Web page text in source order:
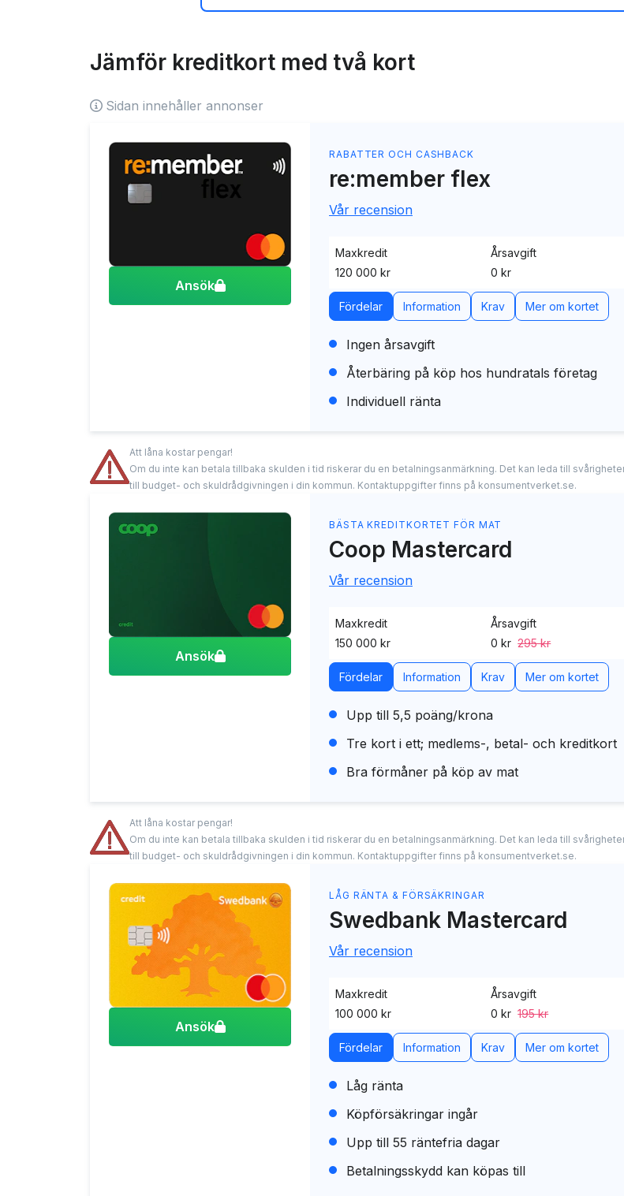
När bör man skaffa ett kreditkort med
kort
Tips: koppla extrakortet till mobilen
Jämför kreditkort med två kort
Sidan innehåller annonser
Ansök
RABATTER OCH CASHBACK
re:member flex
Vår recension
Maxkredit
120 000 kr
Årsavgift
0 kr
Fördelar Information Krav Mer om kortet
Ingen årsavgift
Återbäring på köp hos hundratals företag
Individuell ränta
Att låna kostar pengar!
Om du inte kan betala tillbaka skulden i tid riskerar du en betalningsanmärkning. Det kan leda till
till budget- och skuldrådgivningen i din kommun. Kontaktuppgifter finns på konsumentverket.se.
Ansök
BÄSTA KREDITKORTET FÖR MAT
Coop Mastercard
Vår recension
Maxkredit
150 000 kr
Årsavgift
0 kr 295 kr
Fördelar Information Krav Mer om kortet
Upp till 5,5 poäng/krona
Tre kort i ett; medlems-, betal- och kreditkort
Bra förmåner på köp av mat
Att låna kostar pengar!
Om du inte kan betala tillbaka skulden i tid riskerar du en betalningsanmärkning. Det kan leda till
till budget- och skuldrådgivningen i din kommun. Kontaktuppgifter finns på konsumentverket.se.
Ansök
LÅG RÄNTA & FÖRSÄKRINGAR
Swedbank Mastercard
Vår recension
Maxkredit
100 000 kr
Årsavgift
0 kr 195 kr
Fördelar Information Krav Mer om kortet
Låg ränta
Köpförsäkringar ingår
Upp till 55 räntefria dagar
Betalningsskydd kan köpas till